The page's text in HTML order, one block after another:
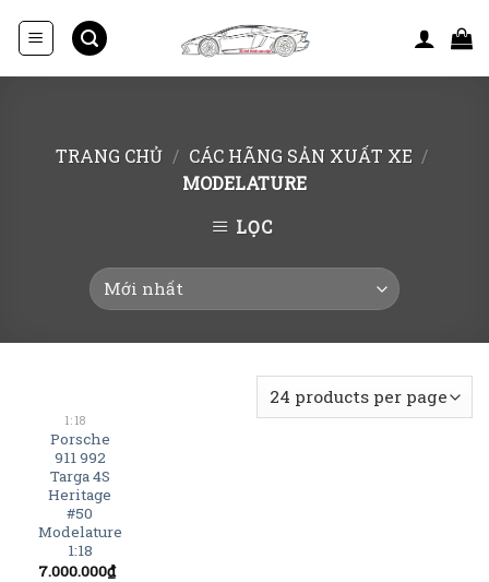
TRANG CHỦ / CÁC HÃNG SẢN XUẤT XE /
MODELATURE
LỌC
1:18
Porsche
911 992
Targa 4S
Heritage
#50
Modelature
1:18
7.000.000₫